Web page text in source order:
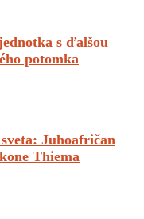
s ďalšou
potomka
Juhoafričan
Thiema